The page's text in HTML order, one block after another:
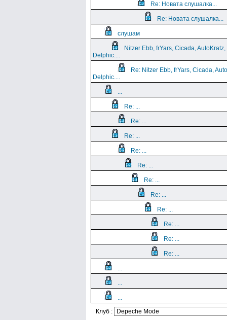
Re: Новата слушалка...
Re: Новата слушалка...
слушам
Nitzer Ebb, frYars, Cicada, AutoKratz,
Delphic....
Re: Nitzer Ebb, frYars, Cicada,
Delphic....
...
Re: ...
Re: ...
Re: ...
Re: ...
Re: ...
Re: ...
Re: ...
Re: ...
Re: ...
Re: ...
Re: ...
...
...
...
Клуб :